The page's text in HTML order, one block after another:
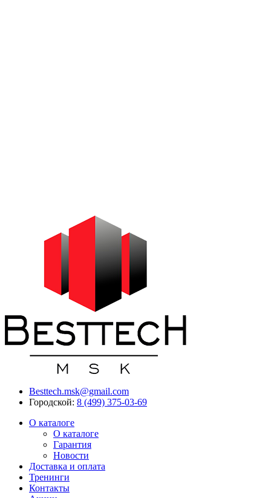
Besttech.msk@gmail.com
Городской: 8 (499) 375-03-69
О каталоге
О каталоге
Гарантия
Новости
Доставка и оплата
Тренинги
Контакты